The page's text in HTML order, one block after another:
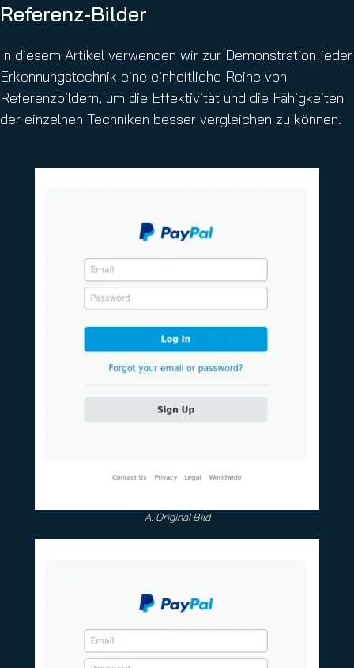
Referenz-Bilder
In diesem Artikel verwenden wir zur Demonstration jeder
Erkennungstechnik eine einheitliche Reihe von
Referenzbildern, um die Effektivität und die Fähigkeiten
der einzelnen Techniken besser vergleichen zu können.
A. Original Bild